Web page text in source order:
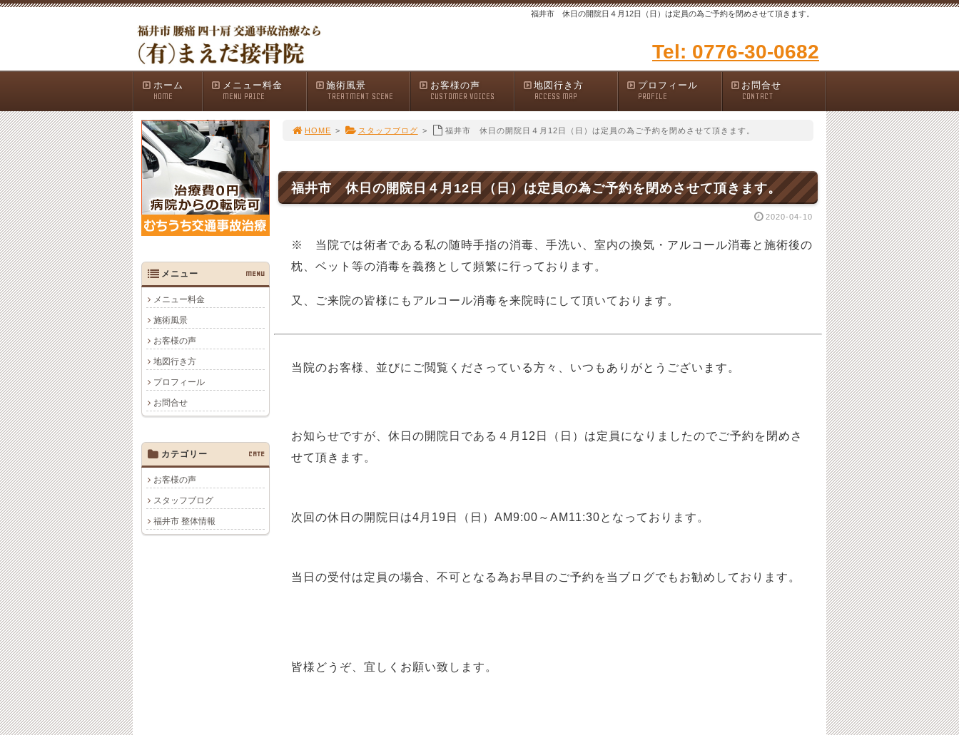
福井市 休日の開院日４月12日（日）は定員の為ご予約を閉めさせて頂きます。
Tel: 0776-30-0682
ホーム
HOME
メニュー料金
MENU PRICE
施術風景
TREATMENT SCENE
お客様の声
CUSTOMER VOICES
地図行き方
ACCESS MAP
プロフィール
PROFILE
お問合せ
CONTACT
HOME > スタッフブログ > 福井市 休日の開院日４月12日（日）は定員の為ご予約を閉めさせて頂きます。
福井市 休日の開院日４月12日（日）は定員の為ご予約を閉めさせて頂きます。
2020-04-10
※ 当院では術者である私の随時手指の消毒、手洗い、室内の換気・アルコール消毒と施術後の
枕、ベット等の消毒を義務として頻繁に行っております。
又、ご来院の皆様にもアルコール消毒を来院時にして頂いております。
当院のお客様、並びにご閲覧くださっている方々、いつもありがとうございます。
お知らせですが、休日の開院日である４月12日 （日） は定員になりましたのでご予約を閉めさ
せて頂きます。
次回の休日の開院日は4月19 日 （日） AM9:00～AM11:30となっております。
当日の受付は定員の場合、不可となる為お早目のご予約を当ブログでもお勧めしております。
皆様どうぞ、宜しくお願い致します。
メニュー MENU
メニュー料金
施術風景
お客様の声
地図行き方
プロフィール
お問合せ
カテゴリー CATE
お客様の声
スタッフブログ
福井市 整体情報